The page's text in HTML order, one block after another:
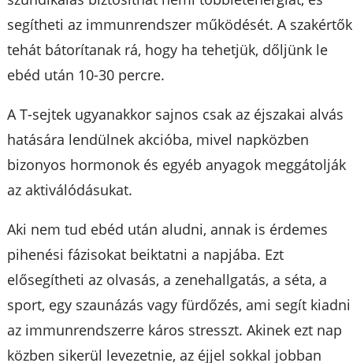
segítheti az immunrendszer működését. A szakértők
tehát bátorítanak rá, hogy ha tehetjük, dőljünk le
ebéd után 10-30 percre.
A T-sejtek ugyanakkor sajnos csak az éjszakai alvás
hatására lendülnek akcióba, mivel napközben
bizonyos hormonok és egyéb anyagok meggátolják
az aktiválódásukat.
Aki nem tud ebéd után aludni, annak is érdemes
pihenési fázisokat beiktatni a napjába. Ezt
elősegítheti az olvasás, a zenehallgatás, a séta, a
sport, egy szaunázás vagy fürdőzés, ami segít kiadni
az immunrendszerre káros stresszt. Akinek ezt nap
közben sikerül levezetnie, az éjjel sokkal jobban